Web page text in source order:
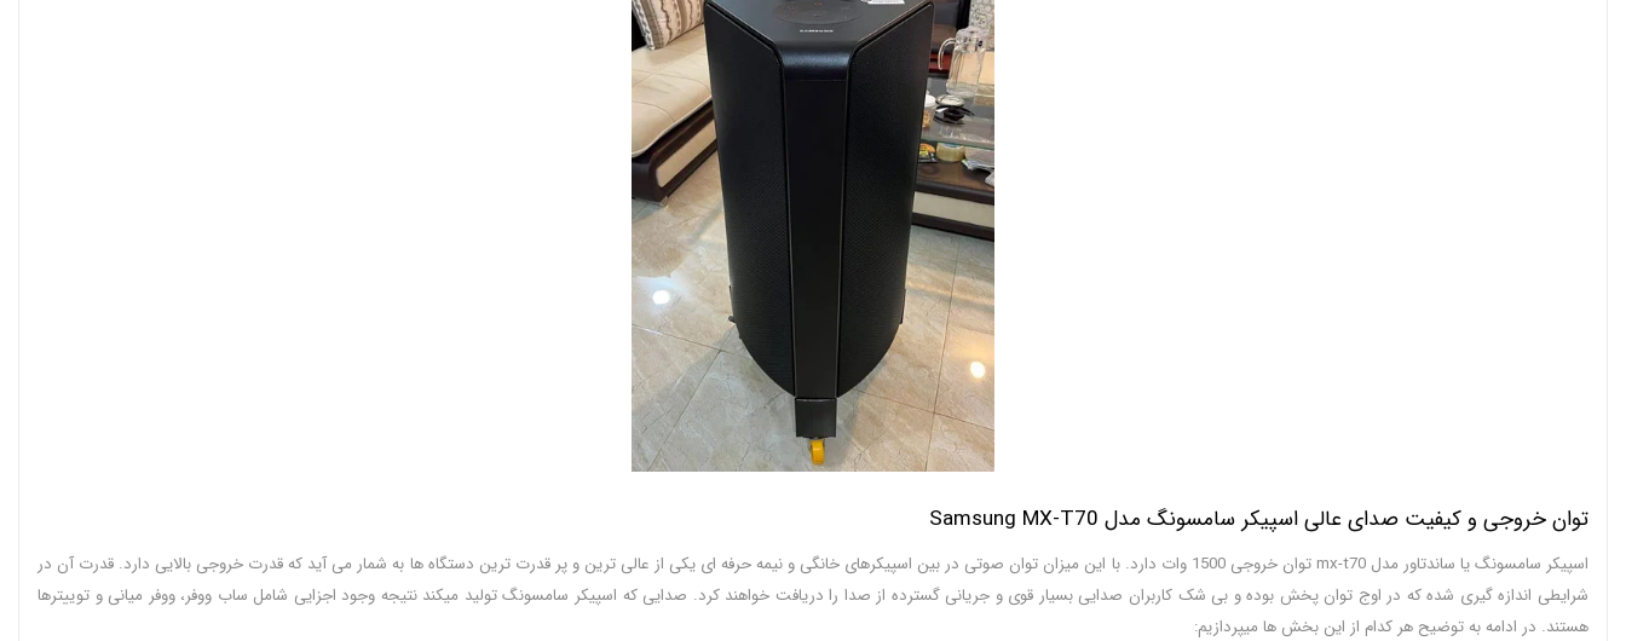
توان خروجی و کیفیت صدای عالی اسپیکر سامسونگ مدل Samsung MX-T70
اسپیکر سامسونگ یا ساندتاور مدل mx-t70 توان خروجی 1500 وات دارد. با این میزان توان صوتی در بین اسپیکرهای خانگی و نیمه حرفه ای یکی از عالی ترین و پر قدرت ترین دستگاه ها به شمار می آید که قدرت خروجی بالایی دارد. قدرت آن در
شرایطی اندازه گیری شده که در اوج توان پخش بوده و بی شک کاربران صدایی بسیار قوی و جریانی گسترده از صدا را دریافت خواهند کرد. صدایی که اسپیکر سامسونگ تولید میکند نتیجه وجود اجزایی شامل ساب ووفر، ووفر میانی و توییترها
هستند. در ادامه به توضیح هر کدام از این بخش ها میپردازیم: